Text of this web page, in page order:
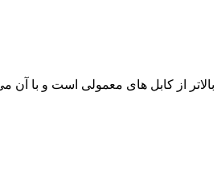
باند بسیار بالاتر از کابل های معمولی است و